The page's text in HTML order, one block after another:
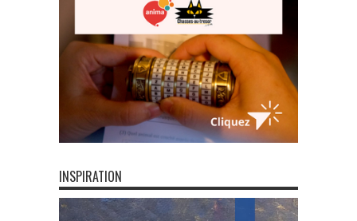
INSPIRATION